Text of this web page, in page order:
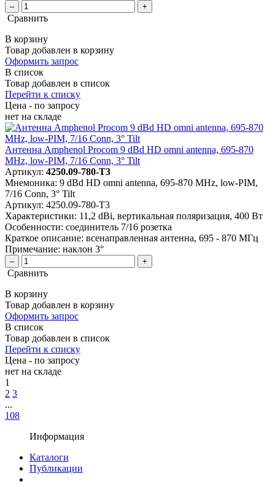
– +
Сравнить
В корзину
Товар добавлен в корзину
Оформить запрос
В список
Товар добавлен в список
Перейти к списку
Цена - по запросу
нет на складе
Антенна Amphenol Procom 9 dBd HD omni antenna, 695-870
MHz, low-PIM, 7/16 Conn, 3° Tilt
Артикул: 4250.09-780-T3
Мнемоника: 9 dBd HD omni antenna, 695-870 MHz, low-PIM,
7/16 Conn, 3° Tilt
Артикул: 4250.09-780-T3
Характеристики: 11,2 dBi, вертикальная поляризация, 400 Вт
Особенности: соединитель 7/16 розетка
Краткое описание: всенаправленная антенна, 695 - 870 МГц
Примечание: наклон 3°
– +
Сравнить
В корзину
Товар добавлен в корзину
Оформить запрос
В список
Товар добавлен в список
Перейти к списку
Цена - по запросу
нет на складе
1
2 3
...
108
Информация
Каталоги
Публикации